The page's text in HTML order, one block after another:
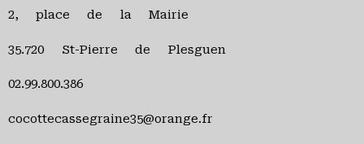
2, place de la Mairie
35.720 St-Pierre de Plesguen
02.99.800.386
cocottecassegraine35@orange.fr